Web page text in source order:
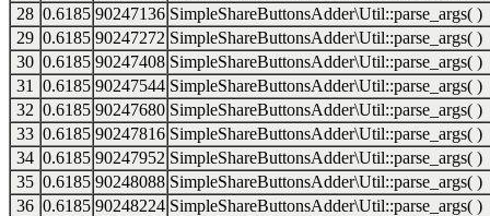
28 0.6185 90247136 SimpleShareButtonsAdder\Util::parse_args( )
29 0.6185 90247272 SimpleShareButtonsAdder\Util::parse_args( )
30 0.6185 90247408 SimpleShareButtonsAdder\Util::parse_args( )
31
0.6185 90247544 SimpleShareButtonsAdder\Util::parse_args( )
32 0.6185 90247680 SimpleShareButtonsAdder\Util::parse_args( )
33 0.6185 90247816 SimpleShareButtonsAdder\Util::parse_args( )
34 0.6185 90247952 SimpleShareButtonsAdder\Util::parse_args( )
35 0.6185 90248088 SimpleShareButtonsAdder\Util::parse_args( )
36 0.6185 90248224 SimpleShareButtonsAdder\Util::parse_args( )